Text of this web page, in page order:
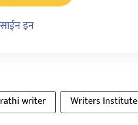
साईन इन
writer Writers Institute